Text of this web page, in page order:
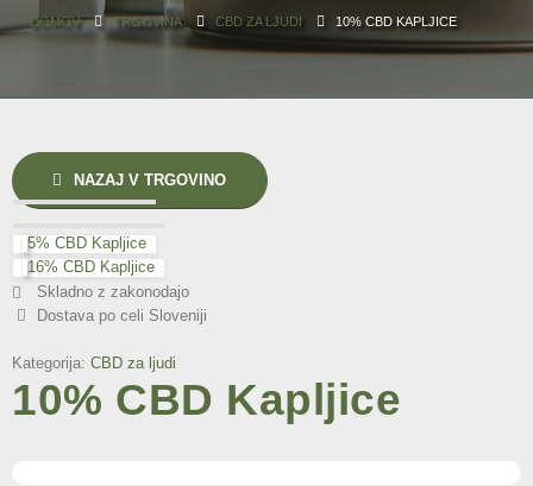
DOMOV TRGOVINA CBD ZA LJUDI 10% CBD KAPLJICE
NAZAJ V TRGOVINO
5% CBD Kapljice
16% CBD Kapljice
Skladno z zakonodajo
Dostava po celi Sloveniji
Kategorija: CBD za ljudi
10% CBD Kapljice